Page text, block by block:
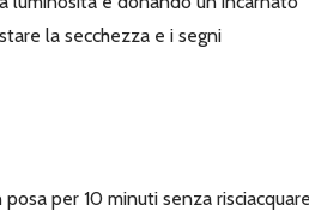
la secchezza e i segni
per 10 minuti senza